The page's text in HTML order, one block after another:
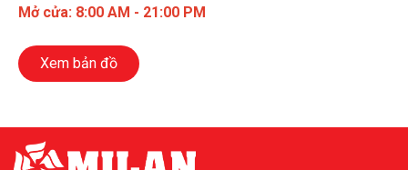
Mở cửa: 8:00 AM - 21:00 PM
Xem bản đồ